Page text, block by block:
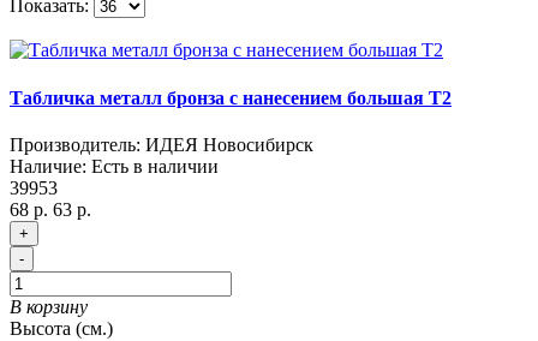
Показать:
Табличка металл бронза с нанесением большая T2
Производитель: ИДЕЯ Новосибирск
Наличие: Есть в наличии
39953
68 р. 63 р.
+
-
В корзину
Высота (см.)